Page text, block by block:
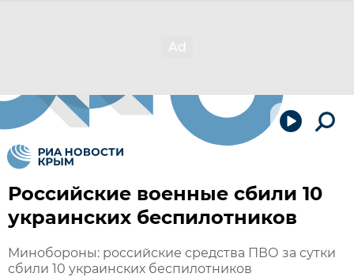
Российские военные сбили 10
украинских беспилотников
Минобороны: российские средства ПВО за сутки
сбили 10 украинских беспилотников